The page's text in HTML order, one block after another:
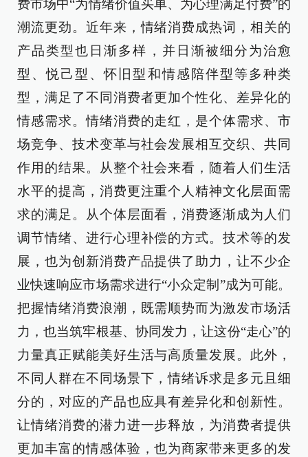
费市场中“为情绪价值买单、为心理满足付费”的
潮流更劲。近年来，情绪消费成热词，相关的
产品类型也日渐多样，并日渐被细分为治愈
型、悦己型、怀旧型和情感陪伴型等多种类
型，满足了不同消费者更加个性化、差异化的
情感需求。情绪消费的走红，是个体需求、市
场竞争、技术变革与社会发展相互交织、共同
作用的结果。从整个社会来看，随着人们生活
水平的提高，消费更注重个人精神文化层面需
求的满足。从个体层面看，消费逐渐成为人们
调节情绪、进行心理补偿的方式。技术等的发
展，也为创新消费产品提供了助力，让不少企
业快速响应市场需求进行“小众定制”成为可能。
把握情绪消费浪潮，既需顺势而为激发市场活
力，也当筑牢根基、协同发力，让这份“走心”的
力量真正赋能美好生活与高质量发展。此外，
不同人群在不同场景下，情绪诉求是多元且细
分的，对应的产品也应具有差异化和创新性。
让情绪消费的潜力进一步释放，为消费者提供
更加丰富的情感体验，也为商家带来更多的发